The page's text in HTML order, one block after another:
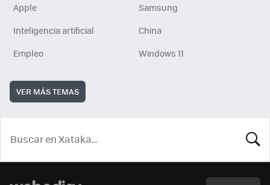
Apple
Samsung
Inteligencia artificial
China
Empleo
Windows 11
VER MÁS TEMAS